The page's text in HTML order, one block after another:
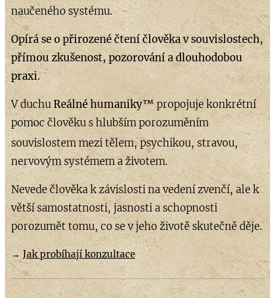
naučeného systému.
Opírá se opřirozené čtení člověka v souvislostech,
přímou zkušenost, pozorování a dlouhodobou
praxi.
V duchuReálné humaniky™propojuje konkrétní
pomoc člověku s hlubším porozuměním
souvislostem mezi tělem, psychikou, stravou,
nervovým systémem a životem.
Nevede člověka k závislosti na vedení zvenčí, ale k
větší samostatnosti, jasnosti a schopnosti
porozumět tomu, co se v jeho životě skutečně děje.
→Jak probíhají konzultace